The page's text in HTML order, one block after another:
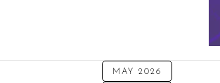
MAY 2026